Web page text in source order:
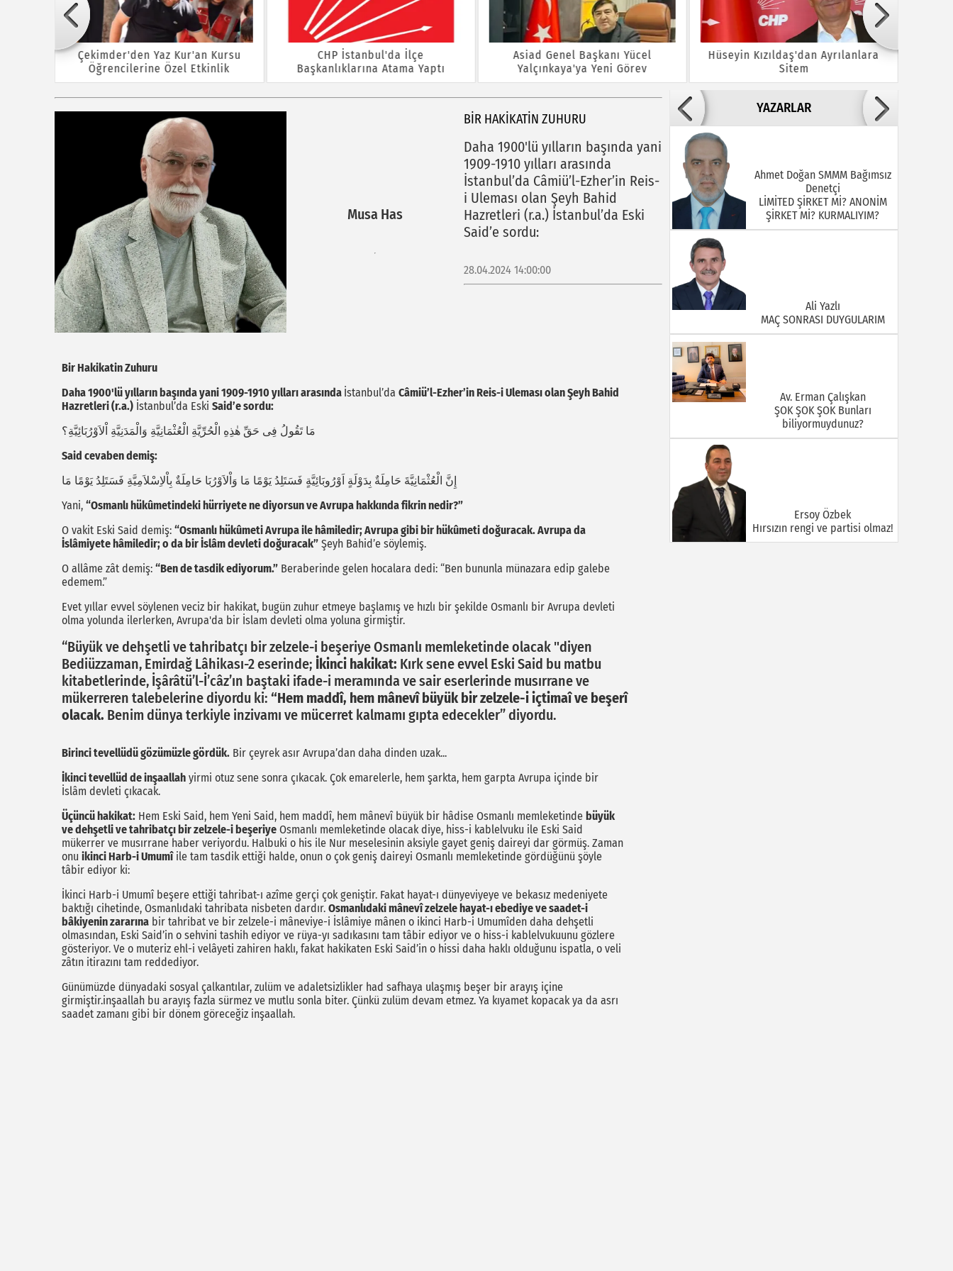
Çekimder'den Yaz Kur'an Kursu
Öğrencilerine Özel Etkinlik
CHP İstanbul'da İlçe
Başkanlıklarına Atama Yaptı
Asiad Genel Başkanı Yücel
Yalçınkaya'ya Yeni Görev
Hüseyin Kızıldaş'dan Ayrılanlara
Sitem
Musa Has
BIR HAKIKATIN ZUHURU
Daha 1900'lü yılların başında yani
1909-1910 yılları arasında
İstanbul’da Câmiü’l-Ezher’in Reis-
i Uleması olan Şeyh Bahid
Hazretleri (r.a.) İstanbul’da Eski
Said’e sordu:
28.04.2024 14:00:00
Bir Hakikatin Zuhuru
Daha 1900'lü yılların başında yani 1909-1910 yılları arasında İstanbul’da Câmiü’l-Ezher’in Reis-i Uleması olan Şeyh Bahid
Hazretleri (r.a.) İstanbul’da Eski Said’e sordu:
مَا تَقُولُ فِى حَقِّ هٰذِهِ الْحُرِّيَّةِ الْعُثْمَانِيَّةِ وَالْمَدَنِيَّةِ اْلاَوْرُبَائِيَّةِ؟
Said cevaben demiş:
إِنَّ الْعُثْمَانِيَّةَ حَامِلَةٌ بِدَوْلَةٍ اَوْرُوبَائِيَّةٍ فَسَتَلِدُ يَوْمًا مَا وَاْلاَوْرُبَا حَامِلَةٌ بِاْلاِسْلاَمِيَّةِ فَسَتَلِدُ يَوْمًا مَا
Yani, “Osmanlı hükûmetindeki hürriyete ne diyorsun ve Avrupa hakkında fikrin nedir?”
O vakit Eski Said demiş: “Osmanlı hükûmeti Avrupa ile hâmiledir; Avrupa gibi bir hükûmeti doğuracak. Avrupa da
İslâmiyete hâmiledir; o da bir İslâm devleti doğuracak” Şeyh Bahid’e söylemiş.
O allâme zât demiş: “Ben de tasdik ediyorum.” Beraberinde gelen hocalara dedi: “Ben bununla münazara edip galebe
edemem.”
Evet yıllar evvel söylenen veciz bir hakikat, bugün zuhur etmeye başlamış ve hızlı bir şekilde Osmanlı bir Avrupa devleti
olma yolunda ilerlerken, Avrupa'da bir İslam devleti olma yoluna girmiştir.
“Büyük ve dehşetli ve tahribatçı bir zelzele-i beşeriye Osmanlı memleketinde olacak "diyen
Bediüzzaman, Emirdağ Lâhikası-2 eserinde; İkinci hakikat: Kırk sene evvel Eski Said bu matbu
kitabetlerinde, İşârâtü’l-İ’câz’ın baştaki ifade-i meramında ve sair eserlerinde musırrane ve
mükerreren talebelerine diyordu ki: “Hem maddî, hem mânevî büyük bir zelzele-i içtimaî ve beşerî
olacak. Benim dünya terkiyle inzivamı ve mücerret kalmamı gıpta edecekler” diyordu.
Birinci tevellüdü gözümüzle gördük. Bir çeyrek asır Avrupa’dan daha dinden uzak...
İkinci tevellüd de inşaallah yirmi otuz sene sonra çıkacak. Çok emarelerle, hem şarkta, hem garpta Avrupa içinde bir
İslâm devleti çıkacak.
Üçüncü hakikat: Hem Eski Said, hem Yeni Said, hem maddî, hem mânevî büyük bir hâdise Osmanlı memleketinde büyük
ve dehşetli ve tahribatçı bir zelzele-i beşeriye Osmanlı memleketinde olacak diye, hiss-i kablelvuku ile Eski Said
mükerrer ve musırrane haber veriyordu. Halbuki o his ile Nur meselesinin aksiyle gayet geniş daireyi dar görmüş. Zaman
onu ikinci Harb-i Umumîile tam tasdik ettiği halde, onun o çok geniş daireyi Osmanlı memleketinde gördüğünü şöyle
tâbir ediyor ki:
İkinci Harb-i Umumî beşere ettiği tahribat-ı azîme gerçi çok geniştir. Fakat hayat-ı dünyeviyeye ve bekasız medeniyete
baktığı cihetinde, Osmanlıdaki tahribata nisbeten dardır. Osmanlıdaki mânevî zelzele hayat-ı ebediye ve saadet-i
bâkiyenin zararına bir tahribat ve bir zelzele-i mâneviye-i İslâmiye mânen o ikinci Harb-i Umumîden daha dehşetli
olmasından, Eski Said’in o sehvini tashih ediyor ve rüya-yı sadıkasını tam tâbir ediyor ve o hiss-i kablelvukuunu gözlere
gösteriyor. Ve o muteriz ehl-i velâyeti zahiren haklı, fakat hakikaten Eski Said’in o hissi daha haklı olduğunu ispatla, o veli
zâtın itirazını tam reddediyor.
Günümüzde dünyadaki sosyal çalkantılar, zulüm ve adaletsizlikler had safhaya ulaşmış beşer bir arayış içine
girmiştir.inşaallah bu arayış fazla sürmez ve mutlu sonla biter. Çünkü zulüm devam etmez. Ya kıyamet kopacak ya da asrı
saadet zamanı gibi bir dönem göreceğiz inşaallah.
YAZARLAR
Ahmet Doğan SMMM Bağımsız
Denetçi
LİMİTED ŞİRKET Mİ? ANONİM
ŞİRKET Mİ? KURMALIYIM?
Ali Yazlı
MAÇ SONRASI DUYGULARIM
Av. Erman Çalışkan
ŞOK ŞOK ŞOK Bunları
biliyormuydunuz?
Ersoy Özbek
Hırsızın rengi ve partisi olmaz!